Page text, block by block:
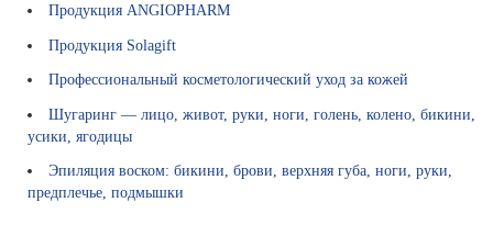
Продукция ANGIOPHARM
Продукция Solagift
Профессиональный косметологический уход за кожей
Шугаринг — лицо, живот, руки, ноги, голень, колено, бикини,
усики, ягодицы
Эпиляция воском: бикини, брови, верхняя губа, ноги, руки,
предплечье, подмышки